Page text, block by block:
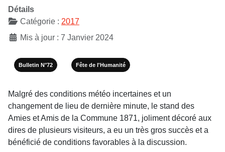
Détails
Catégorie : 2017
Mis à jour : 7 Janvier 2024
Bulletin N°72 Fête de l'Humanité
Malgré des conditions météo incertaines et un
changement de lieu de dernière minute, le stand des
Amies et Amis de la Commune 1871, joliment décoré aux
dires de plusieurs visiteurs, a eu un très gros succès et a
bénéficié de conditions favorables à la discussion.